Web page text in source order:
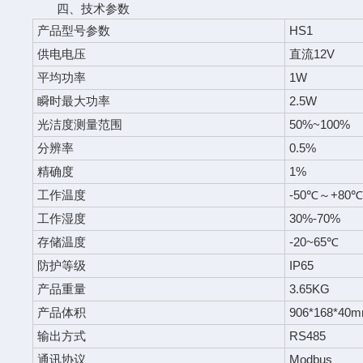
四、技术参数
产品型号参数
HS1
供电电压
直流12V
平均功率
1W
瞬时最大功率
2.5W
光洁度测量范围
50%~100%
分辨率
0.5%
精确度
1%
工作温度
-50℃～+80℃
工作湿度
30%-70%
存储温度
-20~65℃
防护等级
IP65
产品重量
3.65KG
产品体积
输出方式
RS485
通讯协议
Modbus